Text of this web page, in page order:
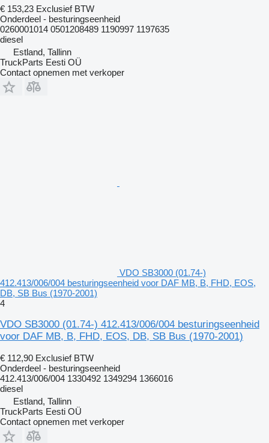
€ 153,23 Exclusief BTW
Onderdeel - besturingseenheid
0260001014 0501208489 1190997 1197635
diesel
Estland, Tallinn
TruckParts Eesti OÜ
Contact opnemen met verkoper
VDO SB3000 (01.74-)
412.413/006/004 besturingseenheid voor DAF MB, B, FHD, EOS,
DB, SB Bus (1970-2001)
4
VDO SB3000 (01.74-) 412.413/006/004 besturingseenheid
voor DAF MB, B, FHD, EOS, DB, SB Bus (1970-2001)
€ 112,90 Exclusief BTW
Onderdeel - besturingseenheid
412.413/006/004 1330492 1349294 1366016
diesel
Estland, Tallinn
TruckParts Eesti OÜ
Contact opnemen met verkoper